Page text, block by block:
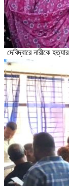
দেবিদ্বারে নারীকে